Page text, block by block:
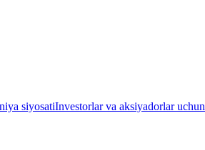
siyosatiInvestorlar va aksiyadorlar uchun